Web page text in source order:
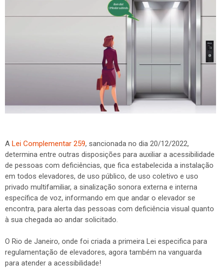
A Lei Complementar 259, sancionada no dia 20/12/2022,
determina entre outras disposições para auxiliar a acessibilidade
de pessoas com deficiências, que fica estabelecida a instalação
em todos elevadores, de uso público, de uso coletivo e uso
privado multifamiliar, a sinalização sonora externa e interna
específica de voz, informando em que andar o elevador se
encontra, para alerta das pessoas com deficiência visual quanto
à sua chegada ao andar solicitado.
O Rio de Janeiro, onde foi criada a primeira Lei especifica para
regulamentação de elevadores, agora também na vanguarda
para atender a acessibilidade!